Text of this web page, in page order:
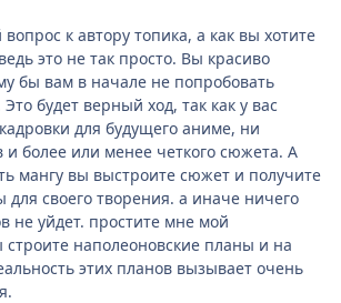
к автору топика, а как вы хотите
это не так просто. Вы красиво
бы вам в начале не попробовать
будет верный ход, так как у вас
для будущего аниме, ни
и более или менее четкого сюжета. А
мангу вы выстроите сюжет и получите
для своего творения. а иначе ничего
не уйдет. простите мне мой
наполеоновские планы и на
этих планов вызывает очень